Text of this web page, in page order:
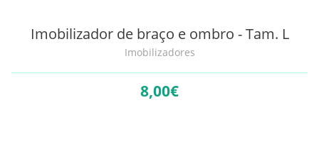
Imobilizador de braço e ombro - Tam. L
Imobilizadores
8,00€